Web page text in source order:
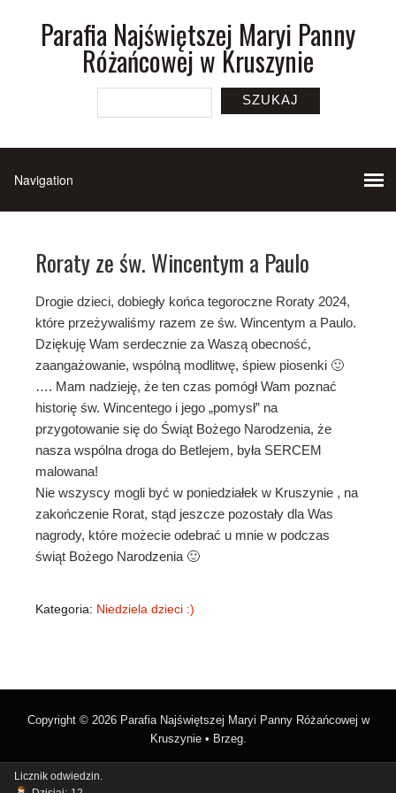
Parafia Najświętszej Maryi Panny
Różańcowej w Kruszynie
SZUKAJ
Roraty ze św. Wincentym a Paulo
Drogie dzieci, dobiegły końca tegoroczne Roraty 2024,
które przeżywaliśmy razem ze św. Wincentym a Paulo.
Dziękuję Wam serdecznie za Waszą obecność,
zaangażowanie, wspólną modlitwę, śpiew piosenki 🙂
…. Mam nadzieję, że ten czas pomógł Wam poznać
historię św. Wincentego i jego „pomysł” na
przygotowanie się do Świąt Bożego Narodzenia, że
nasza wspólna droga do Betlejem, była SERCEM
malowana!
Nie wszyscy mogli być w poniedziałek w Kruszynie , na
zakończenie Rorat, stąd jeszcze pozostały dla Was
nagrody, które możecie odebrać u mnie w podczas
świąt Bożego Narodzenia 🙂
Kategoria: Niedziela dzieci :)
Copyright © 2026 Parafia Najświętszej Maryi Panny Różańcowej w
Kruszynie • Brzeg.
Licznik odwiedzin.